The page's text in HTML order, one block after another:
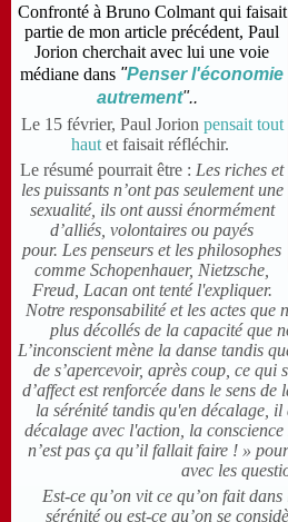
Confronté à Bruno Colmant qui faisait
partie de mon article précédent, Paul
Jorion cherchait avec lui une voie
médiane dans "Penser l'économie
autrement"..
Le 15 février, Paul Jorion pensait tout
hautet faisait réfléchir.
Le résumé pourrait être : Les riches et
les puissants n’ont pas seulement une
sexualité, ils ont aussi énormément
d’alliés, volontaires ou payés
pour. Les penseurs et les philosophes
comme Schopenhauer, Nietzsche,
Freud, Lacan ont tenté l'expliquer.
Notre responsabilité et les actes que
plus décollés de la capacité que
L’inconscient mène la danse tandis
de s’apercevoir, après coup, ce qui
d’affect est renforcée dans le sens
la sérénité tandis qu'en décalage, il
décalage avec l'action, la
n’est pas ça qu’il fallait faire ! »
avec les
Est-ce qu’on vit ce qu’on fait
sérénité ou est-ce qu’on se